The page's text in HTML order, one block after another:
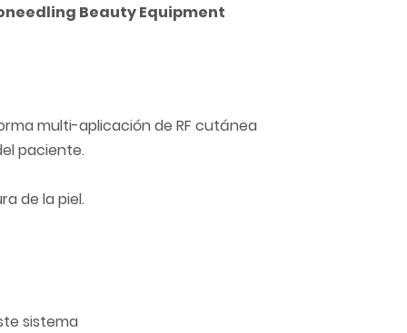
Beauty Equipment
multi-aplicación de RF cutánea
paciente.
de la piel.
sistema